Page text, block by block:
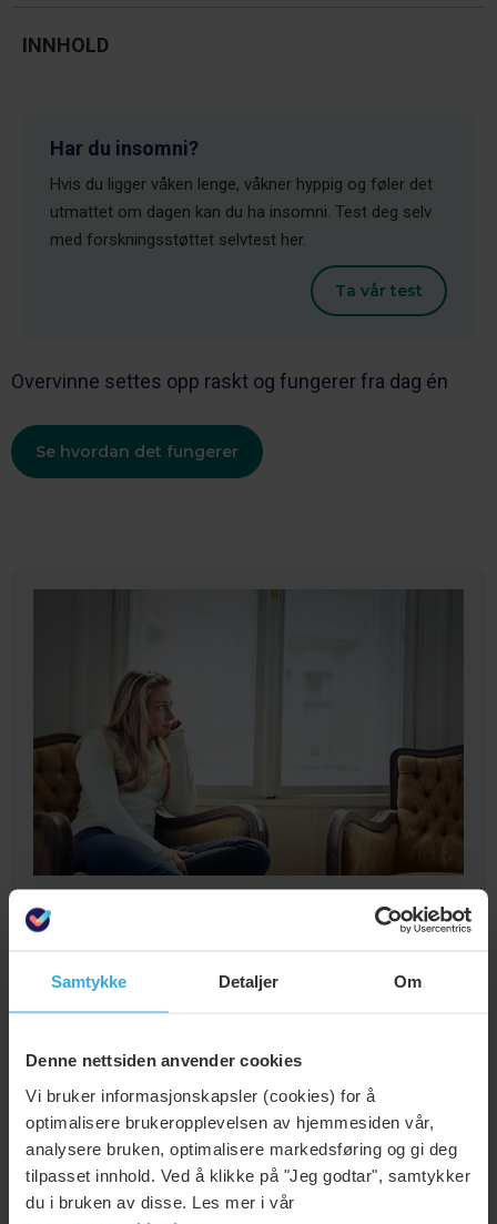
Samtykke Detaljer Om
Denne nettsiden anvender cookies
Vi bruker informasjonskapsler (cookies) for å
optimalisere brukeropplevelsen av hjemmesiden vår,
analysere bruken, optimalisere markedsføring og gi deg
tilpasset innhold. Ved å klikke på "Jeg godtar", samtykker
du i bruken av disse. Les mer i vår
INNHOLD
Har du insomni?
Hvis du ligger våken lenge, våkner hyppig og føler det
utmattet om dagen kan du ha insomni. Test deg selv
med forskningsstøttet selvtest her.
Ta vår test
Overvinne settes opp raskt og fungerer fra dag én
Se hvordan det fungerer
Derfor får så mange angst, depresjon
eller søvnmangel etter et samlivsbrudd.
ferie, har sommeren for andre vært preget av konflikter og
et parforhold, og blant de som sliter blir konfliktene ekstra
familievernkontorene. Likevel søker mange hjelp for sent.